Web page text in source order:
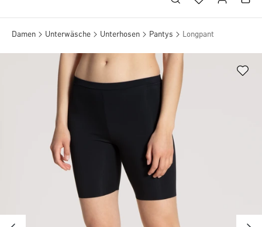
Damen Unterwäsche Unterhosen Pantys Longpant